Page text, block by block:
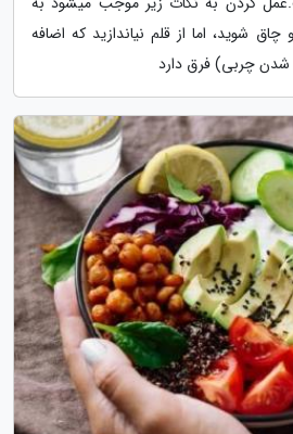
شوید، اما از قلم نیاندازید که اضافه
شدن چربی) فرق دارد